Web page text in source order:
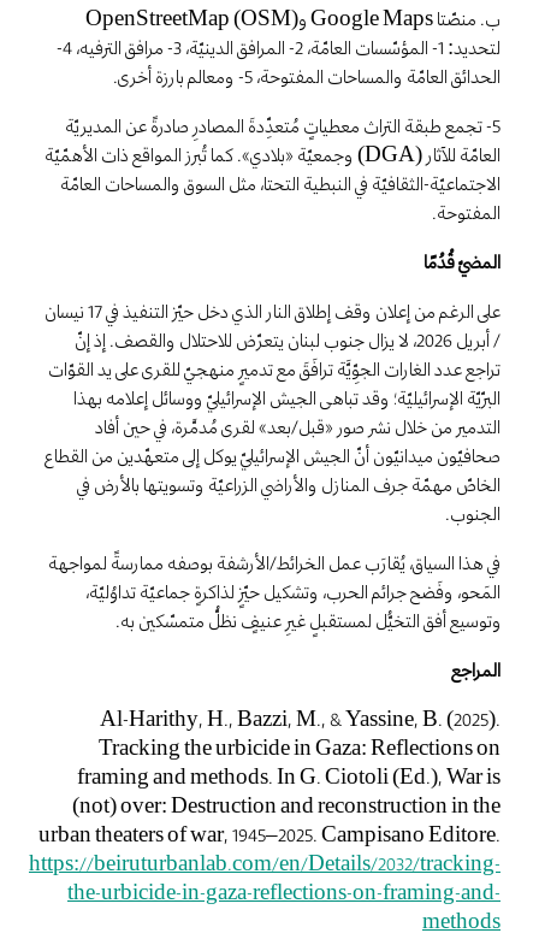
ب. منصّتا Google Maps وOpenStreetMap (OSM)
لتحديد: 1- المؤسّسات العامّة، 2- المرافق الدينيّة، 3- مرافق الترفيه، 4-
الحدائق العامّة والمساحات المفتوحة، 5- ومعالم بارزة أخرى.
5- تجمع طبقة التراث معطياتٍ مُتعدِّدةَ المصادرِ صادرةً عن المديريّة
العامّة للآثار (DGA) وجمعيّة «بلادي». كما تُبرز المواقع ذات الأهمّيّة
الاجتماعيّة-الثقافيّة في النبطية التحتا، مثل السوق والمساحات العامّة
المفتوحة.
المضيّ قُدُمًا
على الرغم من إعلان وقف إطلاق النار الذي دخل حيّز التنفيذ في 17 نيسان
/ أبريل 2026، لا يزال جنوب لبنان يتعرّض للاحتلال والقصف. إذ إنّ
تراجع عدد الغارات الجوِّيَّة ترافَقَ مع تدميرٍ منهجيّ للقرى على يد القوّات
البرّيّة الإسرائيليّة؛ وقد تباهى الجيش الإسرائيليّ ووسائل إعلامه بهذا
التدمير من خلال نشر صور «قبل/بعد» لقرى مُدمَّرة، في حين أفاد
صحافيّون ميدانيّون أنّ الجيش الإسرائيليّ يوكل إلى متعهّدين من القطاع
الخاصّ مهمّة جرف المنازل والأراضي الزراعيّة وتسويتها بالأرض في
الجنوب.
في هذا السياق، يُقارَب عمل الخرائط/الأرشفة بوصفه ممارسةً لمواجهة
المَحو، وفَضح جرائم الحرب، وتشكيل حيّزٍ لذاكرةٍ جماعيّة تداوُليّة،
وتوسيع أفق التخيُّل لمستقبلٍ غيرِ عنيفٍ نظلُّ متمسّكين به.
المراجع
Al-Harithy, H., Bazzi, M., & Yassine, B. (2025).
Tracking the urbicide in Gaza: Reflections on
framing and methods. In G. Ciotoli (Ed.), War is
(not) over: Destruction and reconstruction in the
urban theaters of war, 1945–2025. Campisano Editore.
https://beiruturbanlab.com/en/Details/2032/tracking-
the-urbicide-in-gaza-reflections-on-framing-and-
methods